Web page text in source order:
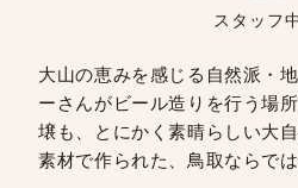
スタッフ
大山の恵みを感じる自然派・
ーさんがビール造りを行う場
壌も、とにかく素晴らしい大
素材で作られた、鳥取ならで